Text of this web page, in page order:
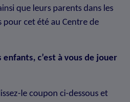
que leurs parents dans les
cet été au Centre de
c’est à vous de jouer
le coupon ci-dessous et